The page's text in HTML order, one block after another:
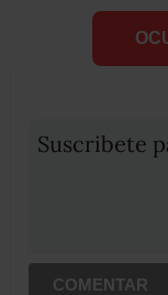
Suscribete
COMENTAR